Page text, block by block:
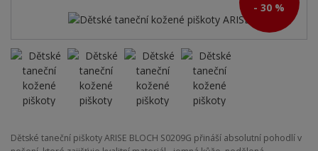
- 30 %
Dětské taneční piškoty ARISE BLOCH S0209G přináší absolutní pohodlí v